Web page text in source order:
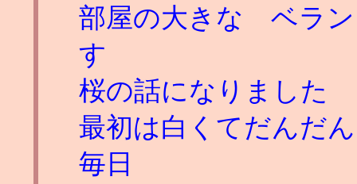
部屋の大きな ベラン
す
桜の話になりました
最初は白くてだんだ
毎日